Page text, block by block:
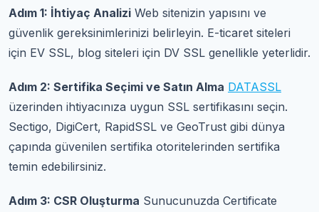
Adım 1: İhtiyaç Analizi Web sitenizin yapısını ve
güvenlik gereksinimlerinizi belirleyin. E-ticaret siteleri
için EV SSL, blog siteleri için DV SSL genellikle yeterlidir.
Adım 2: Sertifika Seçimi ve Satın Alma DATASSL
üzerinden ihtiyacınıza uygun SSL sertifikasını seçin.
Sectigo, DigiCert, RapidSSL ve GeoTrust gibi dünya
çapında güvenilen sertifika otoritelerinden sertifika
temin edebilirsiniz.
Adım 3: CSR Oluşturma Sunucunuzda Certificate